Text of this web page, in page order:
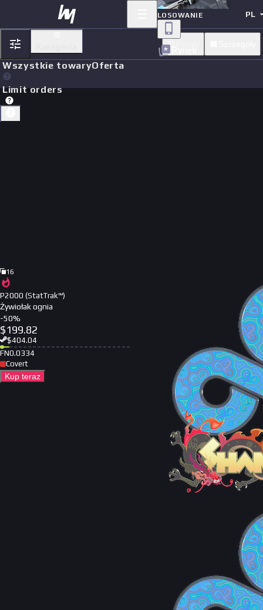
LOSOWANIE PL
Wszystkie towaryOferta
Limit orders
16
P2000 (StatTrak™)
Żywiołak ognia
-50%
$199.82
$404.04
FN0.0334
Covert
Kup teraz